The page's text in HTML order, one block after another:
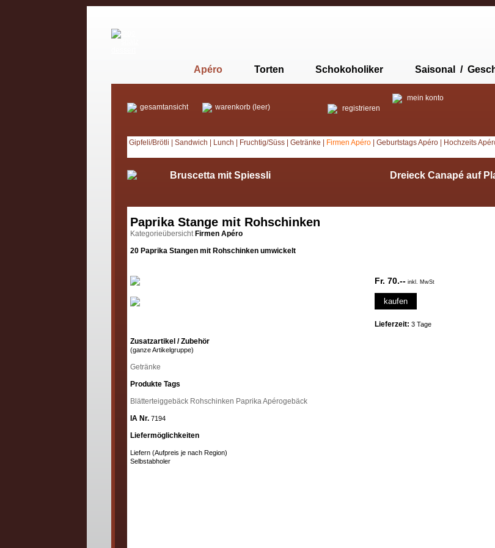
Apéro Torten Schokoholiker Saisonal /
gesamtansicht warenkorb (leer) registrieren
mein konto
Gipfeli/Brötli Sandwich Lunch Fruchtig/Süss Getränke Firmen Apéro Geburtstags Apéro Hochzeits
Bruscetta mit Spiessli Dreieck Canapé auf
Paprika Stange mit Rohschinken
Kategorieübersicht Firmen Apéro
20 Paprika Stangen mit Rohschinken umwickelt
Fr. 70.-- inkl. MwSt
kaufen
Lieferzeit: 3 Tage
Zusatzartikel / Zubehör
(ganze Artikelgruppe)
Getränke
Produkte Tags
Blätterteiggebäck Rohschinken PaprikaApérogebäck
IA Nr. 7194
Liefermöglichkeiten
Liefern (Aufpreis je nach Region)
Selbstabholer